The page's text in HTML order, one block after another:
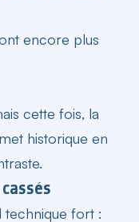
encore plus
cette fois, la
historique en
technique fort :